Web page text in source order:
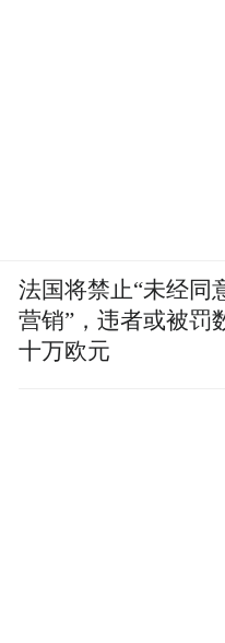
法国将禁止“未经同
营销”，违者或被罚
十万欧元